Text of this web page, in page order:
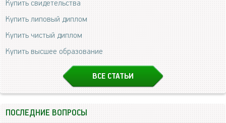
Купить свидетельства
Купить липовый диплом
Купить чистый диплом
Купить высшее образование
ВСЕ СТАТЬИ
ПОСЛЕДНИЕ ВОПРОСЫ